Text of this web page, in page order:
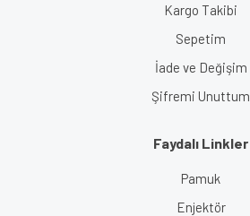
Kargo Takibi
Sepetim
İade ve Değişim
Şifremi Unuttum
Faydalı Linkler
Pamuk
Enjektör